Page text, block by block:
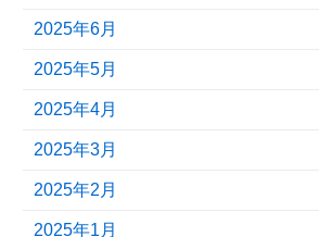
2025年6月
2025年5月
2025年4月
2025年3月
2025年2月
2025年1月